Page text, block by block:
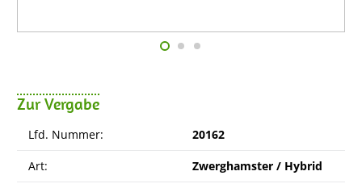
Zur Vergabe
Lfd. Nummer: 20162
Art: Zwerghamster / Hybrid